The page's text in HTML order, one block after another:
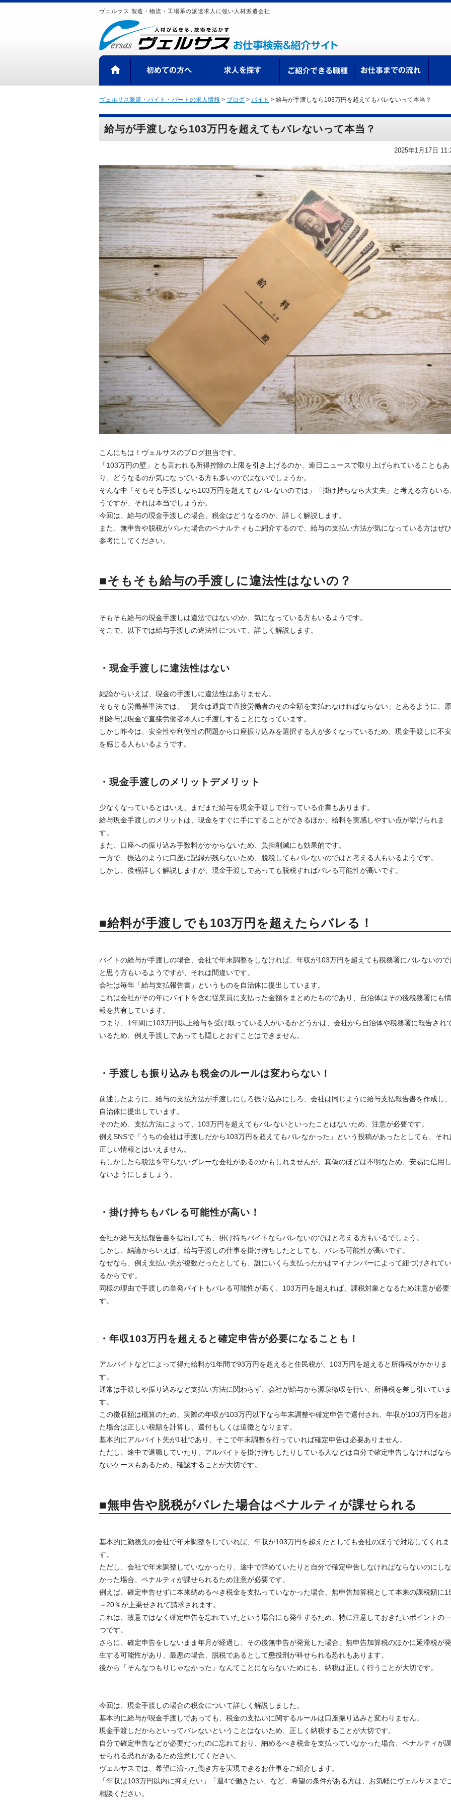
ヴェルサス 製造・物流・工場系の派遣求人に強い人材派遣会社
ヴェルサス派遣・バイト・パートの求人情報 > ブログ > バイト > 給与が手渡しなら103万円を超えてもバレないって本当？
給与が手渡しなら103万円を超えてもバレないって本当？
2025年1月17日
こんにちは！ヴェルサスのブログ担当です。
「103万円の壁」とも言われる所得控除の上限を引き上げるのか、連日ニュースで取り上げられていることもあ
り、どうなるのか気になっている方も多いのではないでしょうか。
そんな中「そもそも手渡しなら103万円を超えてもバレないのでは」「掛け持ちなら大丈夫」と考える方もいる
うですが、それは本当でしょうか。
今回は、給与の現金手渡しの場合、税金はどうなるのか、詳しく解説します。
また、無申告や脱税がバレた場合のペナルティもご紹介するので、給与の支払い方法が気になっている方はぜひ
参考にしてください。
■そもそも給与の手渡しに違法性はないの？
そもそも給与の現金手渡しは違法ではないのか、気になっている方もいるようです。
そこで、以下では給与手渡しの違法性について、詳しく解説します。
・現金手渡しに違法性はない
結論からいえば、現金の手渡しに違法性はありません。
そもそも労働基準法では、「賃金は通貨で直接労働者のその全額を支払わなければならない」とあるように、原
則給与は現金で直接労働者本人に手渡しすることになっています。
しかし昨今は、安全性や利便性の問題から口座振り込みを選択する人が多くなっているため、現金手渡しに不安
を感じる人もいるようです。
・現金手渡しのメリットデメリット
少なくなっているとはいえ、まだまだ給与を現金手渡しで行っている企業もあります。
給与現金手渡しのメリットは、現金をすぐに手にすることができるほか、給料を実感しやすい点が挙げられま
す。
また、口座への振り込み手数料がかからないため、負担削減にも効果的です。
一方で、振込のように口座に記録が残らないため、脱税してもバレないのではと考える人もいるようです。
しかし、後程詳しく解説しますが、現金手渡しであっても脱税すればバレる可能性が高いです。
■給料が手渡しでも103万円を超えたらバレる！
バイトの給与が手渡しの場合、会社で年末調整をしなければ、年収が103万円を超えても税務署にバレないので
と思う方もいるようですが、それは間違いです。
会社は毎年「給与支払報告書」というものを自治体に提出しています。
これは会社がその年にバイトを含む従業員に支払った金額をまとめたものであり、自治体はその後税務署にも情
報を共有しています。
つまり、1年間に103万円以上給与を受け取っている人がいるかどうかは、会社から自治体や税務署に報告され
いるため、例え手渡しであっても隠しとおすことはできません。
・手渡しも振り込みも税金のルールは変わらない！
前述したように、給与の支払方法が手渡しにしろ振り込みにしろ、会社は同じように給与支払報告書を作成し、
自治体に提出しています。
そのため、支払方法によって、103万円を超えてもバレないといったことはないため、注意が必要です。
例えSNSで「うちの会社は手渡しだから103万円を超えてもバレなかった」という投稿があったとしても、それ
正しい情報とはいえません。
もしかしたら税法を守らないグレーな会社があるのかもしれませんが、真偽のほどは不明なため、安易に信用し
ないようにしましょう。
・掛け持ちもバレる可能性が高い！
会社が給与支払報告書を提出しても、掛け持ちバイトならバレないのではと考える方もいるでしょう。
しかし、結論からいえば、給与手渡しの仕事を掛け持ちしたとしても、バレる可能性が高いです。
なぜなら、例え支払い先が複数だったとしても、誰にいくら支払ったかはマイナンバーによって紐づけされてい
るからです。
同様の理由で手渡しの単発バイトもバレる可能性が高く、103万円を超えれば、課税対象となるため注意が必要
す。
・年収103万円を超えると確定申告が必要になることも！
アルバイトなどによって得た給料が1年間で93万円を超えると住民税が、103万円を超えると所得税がかかりま
す。
通常は手渡しや振り込みなど支払い方法に関わらず、会社が給与から源泉徴収を行い、所得税を差し引いていま
す。
この徴収額は概算のため、実際の年収が103万円以下なら年末調整や確定申告で還付され、年収が103万円を超
た場合は正しい税額を計算し、還付もしくは追徴となります。
基本的にアルバイト先が1社であり、そこで年末調整を行っていれば確定申告は必要ありません。
ただし、途中で退職していたり、アルバイトを掛け持ちしたりしている人などは自分で確定申告しなければなら
ないケースもあるため、確認することが大切です。
■無申告や脱税がバレた場合はペナルティが課せられる
基本的に勤務先の会社で年末調整をしていれば、年収が103万円を超えたとしても会社のほうで対応してくれま
す。
ただし、会社で年末調整していなかったり、途中で辞めていたりと自分で確定申告しなければならないのにしな
かった場合、ペナルティが課せられるため注意が必要です。
例えば、確定申告せずに本来納めるべき税金を支払っていなかった場合、無申告加算税として本来の課税額に
～20％が上乗せされて請求されます。
これは、故意ではなく確定申告を忘れていたという場合にも発生するため、特に注意しておきたいポイントの一
つです。
さらに、確定申告をしないまま年月が経過し、その後無申告が発覚した場合、無申告加算税のほかに延滞税が発
生する可能性があり、最悪の場合、脱税であるとして懲役刑が科せられる恐れもあります。
後から「そんなつもりじゃなかった」なんてことにならないためにも、納税は正しく行うことが大切です。
今回は、現金手渡しの場合の税金について詳しく解説しました。
基本的に給与が現金手渡しであっても、税金の支払いに関するルールは口座振り込みと変わりません。
現金手渡しだからといってバレないということはないため、正しく納税することが大切です。
自分で確定申告などが必要だったのに忘れており、納めるべき税金を支払っていなかった場合、ペナルティが課
せられる恐れがあるため注意してください。
ヴェルサスでは、希望に沿った働き方を実現できるお仕事をご紹介します。
「年収は103万円以内に抑えたい」「週4で働きたい」など、希望の条件がある方は、お気軽にヴェルサスまで
相談ください。